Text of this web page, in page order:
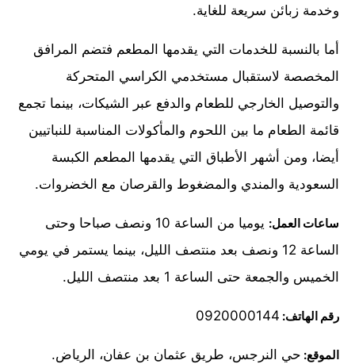
وخدمة زبائن سريعة للغاية.
أما بالنسبة للخدمات التي يقدمها المطعم فتضم المرافق
المخصصة لاستقبال مستخدمي الكراسي المتحركة
والتوصيل الخارجي للطعام والدفع عبر الشيكات، بينما تجمع
قائمة الطعام ما بين اللحوم والمأكولات المناسبة للنباتيين
أيضا، ومن أشهر الأطباق التي يقدمها المطعم الكبسة
السعودية والمندي والمضغوط والقرصان مع الخضروات.
ساعات العمل:
يوميا من الساعة 10 ونصف صباحا وحتى
الساعة 12 ونصف بعد منتصف الليل، بينما يستمر في يومي
الخميس والجمعة حتى الساعة 1 بعد منتصف الليل.
رقم الهاتف: 0920000144
الموقع: حي النرجس، طريق عثمان بن عفان، الرياض.